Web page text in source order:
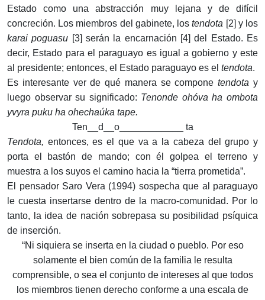
Estado como una abstracción muy lejana y de difícil
concreción. Los miembros del gabinete, los tendota [2] y los
karai poguasu [3] serán la encarnación [4] del Estado. Es
decir, Estado para el paraguayo es igual a gobierno y este
al presidente; entonces, el Estado paraguayo es el tendota.
Es interesante ver de qué manera se compone tendota y
luego observar su significado: Tenonde ohóva ha ombota
yvyra puku ha ohechaúka tape.
Ten__d__o____________ ta
Tendota, entonces, es el que va a la cabeza del grupo y
porta el bastón de mando; con él golpea el terreno y
muestra a los suyos el camino hacia la “tierra prometida”.
El pensador Saro Vera (1994) sospecha que al paraguayo
le cuesta insertarse dentro de la macro-comunidad. Por lo
tanto, la idea de nación sobrepasa su posibilidad psíquica
de inserción.
“Ni siquiera se inserta en la ciudad o pueblo. Por eso
solamente el bien común de la familia le resulta
comprensible, o sea el conjunto de intereses al que todos
los miembros tienen derecho conforme a una escala de